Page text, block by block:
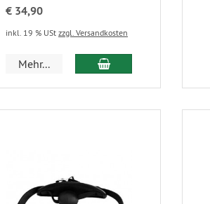
€ 34,90
inkl. 19 % USt zzgl. Versandkosten
Mehr...